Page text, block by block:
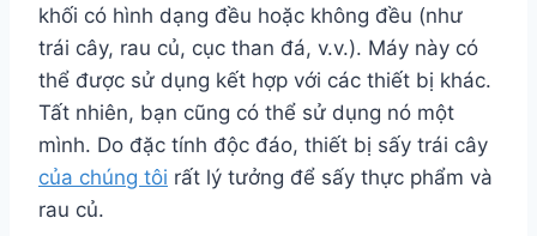
khối có hình dạng đều hoặc không đều (như
trái cây, rau củ, cục than đá, v.v.). Máy này có
thể được sử dụng kết hợp với các thiết bị khác.
Tất nhiên, bạn cũng có thể sử dụng nó một
mình. Do đặc tính độc đáo, thiết bị sấy trái cây
của chúng tôi rất lý tưởng để sấy thực phẩm và
rau củ.